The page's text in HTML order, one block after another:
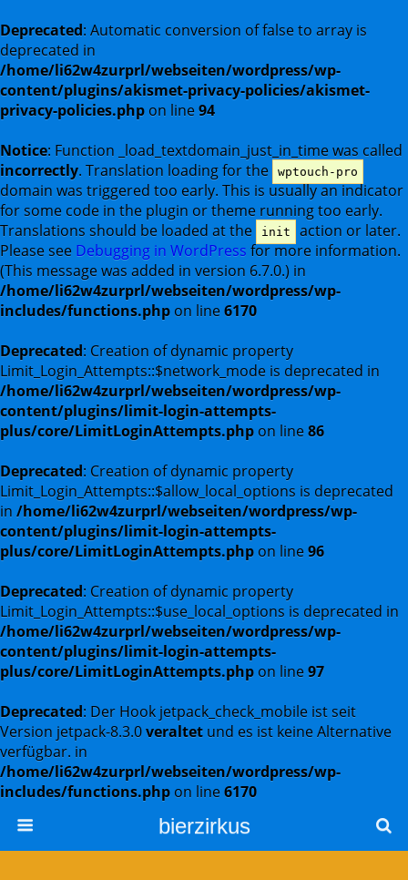
Deprecated: Automatic conversion of false to array is
deprecated in
/home/li62w4zurprl/webseiten/wordpress/wp-
content/plugins/akismet-privacy-policies/akismet-
privacy-policies.php on line94
Notice: Function _load_textdomain_just_in_time was called
incorrectly. Translation loading for the wptouch-pro
domain was triggered too early. This is usually an indicator
for some code in the plugin or theme running too early.
Translations should be loaded at the
init
action or later.
Please see Debugging in WordPress for more information.
(This message was added in version 6.7.0.) in
/home/li62w4zurprl/webseiten/wordpress/wp-
includes/functions.php on line6170
Deprecated: Creation of dynamic property
Limit_Login_Attempts::$network_mode is deprecated in
/home/li62w4zurprl/webseiten/wordpress/wp-
content/plugins/limit-login-attempts-
plus/core/LimitLoginAttempts.php on line86
Deprecated: Creation of dynamic property
Limit_Login_Attempts::$allow_local_options is deprecated
in /home/li62w4zurprl/webseiten/wordpress/wp-
content/plugins/limit-login-attempts-
plus/core/LimitLoginAttempts.php on line96
Deprecated: Creation of dynamic property
Limit_Login_Attempts::$use_local_options is deprecated in
/home/li62w4zurprl/webseiten/wordpress/wp-
content/plugins/limit-login-attempts-
plus/core/LimitLoginAttempts.php on line97
Deprecated: Der Hook jetpack_check_mobile ist seit
Version jetpack-8.3.0veraltet und es ist keine Alternative
verfügbar. in
/home/li62w4zurprl/webseiten/wordpress/wp-
includes/functions.php on line6170
bierzirkus